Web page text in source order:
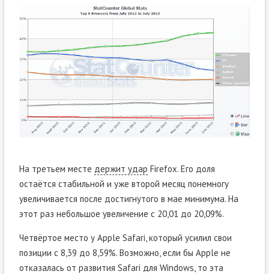
На третьем месте держит удар Firefox. Его доля
остаётся стабильной и уже второй месяц понемногу
увеличивается после достигнутого в мае минимума. На
этот раз небольшое увеличение с 20,01 до 20,09%.
Четвёртое место у Apple Safari, который усилил свои
позиции с 8,39 до 8,59%. Возможно, если бы Apple не
отказалась от развития Safari для Windows, то эта